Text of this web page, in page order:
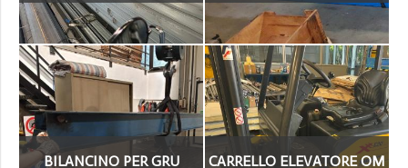
TECNOMAGNETE PORTATA
750 KG
BILANCINO PER GRU
CARRELLO ELEVATORE OM